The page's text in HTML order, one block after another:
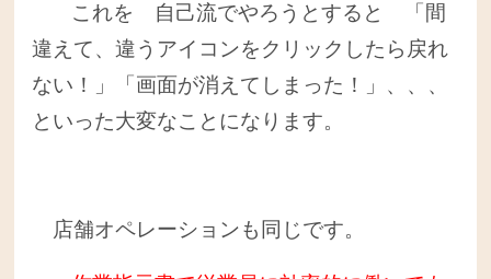
これを 自己流でやろうとすると 「間
違えて、違うアイコンをクリックしたら戻れ
ない！」「画面が消えてしまった！」、、、
といった大変なことになります。
店舗オペレーションも同じです。